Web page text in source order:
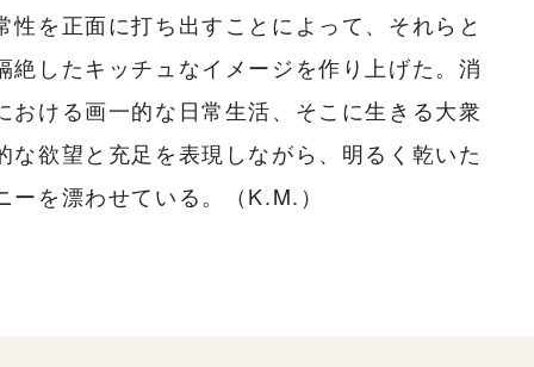
性を正面に打ち出すことによって、それらと
絶したキッチュなイメージを作り上げた。消
おける画一的な日常生活、そこに生きる大衆
な欲望と充足を表現しながら、明るく乾いた
ーを漂わせている。（K.M.）